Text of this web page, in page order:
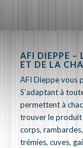
AFI DIEPPE –
ET DE LA
AFI Dieppe vous
S’adaptant à
permettent à
trouver le produit
corps,
trémies, cuves,